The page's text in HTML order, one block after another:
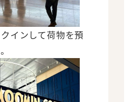
インして荷物を預